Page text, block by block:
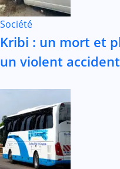
Société
Kribi : un mort et
un violent